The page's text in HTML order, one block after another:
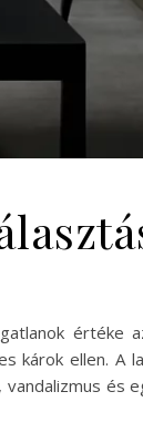
értéke
károk ellen. A
és